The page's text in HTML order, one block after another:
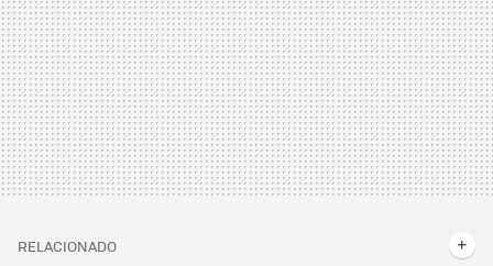
RELACIONADO